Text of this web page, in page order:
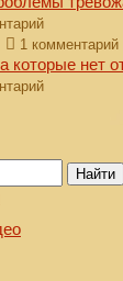
1 комментарий
которые нет
Найти